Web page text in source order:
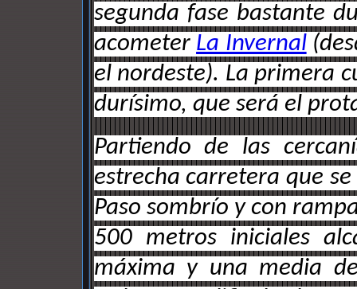
segunda fase bastante
acometer La Invernal
el nordeste). La primera
durísimo, que será el
Partiendo de las
estrecha carretera que
Paso sombrío y con
500 metros iniciales
máxima y una media